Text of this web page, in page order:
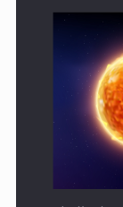
الله في أطفال
السلام